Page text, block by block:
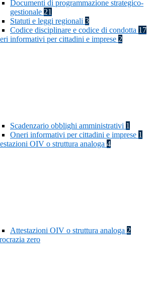
Documenti di programmazione strategico-
gestionale 21
Statuti e leggi regionali 3
Codice disciplinare e codice di condotta 17
informativi per cittadini e imprese 2
Scadenzario obblighi amministrativi 1
Oneri informativi per cittadini e imprese 1
OIV o struttura analoga 4
Attestazioni OIV o struttura analoga 2
zero